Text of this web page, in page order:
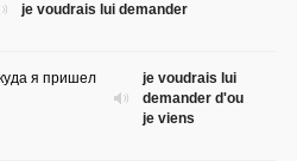
je voudrais lui demander
je voudrais lui
demander d'ou
je viens
я пришел